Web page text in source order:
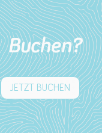
Buchen?
JETZT BUCHEN